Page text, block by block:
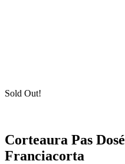
Sold Out!
Corteaura Pas Dosé
Franciacorta